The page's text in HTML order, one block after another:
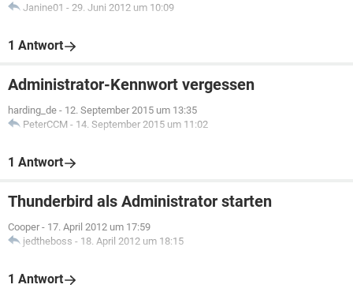
Janine01 - 29. Juni 2012 um 10:09
1 Antwort
Administrator-Kennwort vergessen
harding_de - 12. September 2015 um 13:35
PeterCCM - 14. September 2015 um 11:02
1 Antwort
Thunderbird als Administrator starten
Cooper - 17. April 2012 um 17:59
jedtheboss - 18. April 2012 um 18:15
1 Antwort